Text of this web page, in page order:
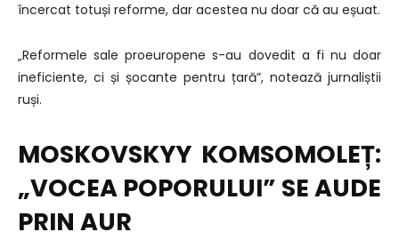
încercat totuși reforme, dar acestea nu doar că au eșuat.
„Reformele sale proeuropene s-au dovedit a fi nu doar
ineficiente, ci și șocante pentru țară”, notează jurnaliștii
ruși.
MOSKOVSKYY KOMSOMOLEȚ:
„VOCEA POPORULUI” SE AUDE
PRIN AUR